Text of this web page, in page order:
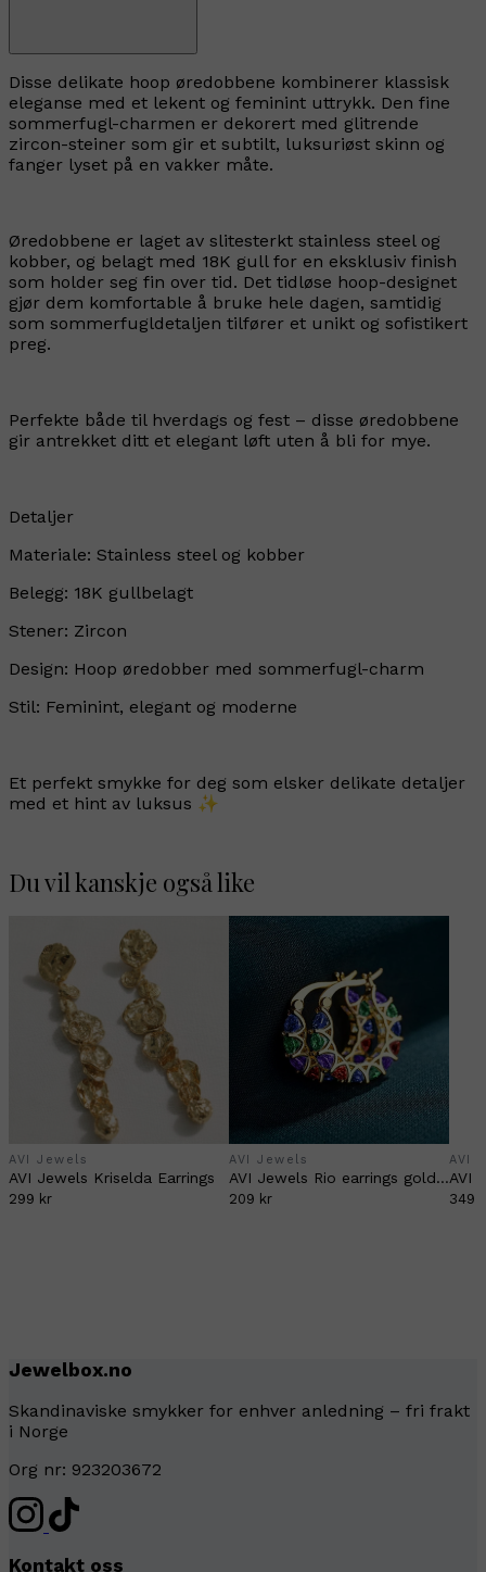
Disse delikate hoop øredobbene kombinerer klassisk
eleganse med et lekent og feminint uttrykk. Den fine
sommerfugl-charmen er dekorert med glitrende
zircon-steiner som gir et subtilt, luksuriøst skinn og
fanger lyset på en vakker måte.
Øredobbene er laget av slitesterkt stainless steel og
kobber, og belagt med 18K gull for en eksklusiv finish
som holder seg fin over tid. Det tidløse hoop-designet
gjør dem komfortable å bruke hele dagen, samtidig
som sommerfugldetaljen tilfører et unikt og sofistikert
preg.
Perfekte både til hverdags og fest – disse øredobbene
gir antrekket ditt et elegant løft uten å bli for mye.
Detaljer
Materiale: Stainless steel og kobber
Belegg: 18K gullbelagt
Stener: Zircon
Design: Hoop øredobber med sommerfugl-charm
Stil: Feminint, elegant og moderne
Et perfekt smykke for deg som elsker delikate detaljer
med et hint av luksus ✨
Du vil kanskje også like
AVI Jewels
AVI Jewels Kriselda Earrings
299 kr
AVI Jewels
AVI Jewels Rio earrings gold/multi color
209 kr
AVI
AVI
349
Jewelbox.no
Skandinaviske smykker for enhver anledning – fri frakt
i Norge
Org nr: 923203672
Kontakt oss